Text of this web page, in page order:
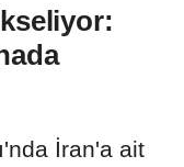
İran'a ait